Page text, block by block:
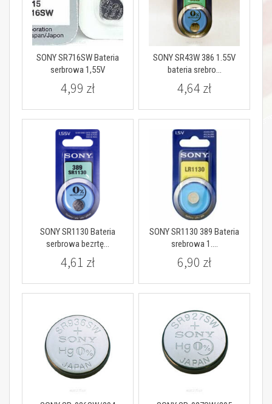
SONY SR716SW Bateria
serbrowa 1,55V
4,99 zł
SONY SR43W 386 1.55V
bateria srebro...
4,64 zł
SONY SR1130 Bateria
serbrowa bezrtę...
4,61 zł
SONY SR1130 389 Bateria
srebrowa 1....
6,90 zł